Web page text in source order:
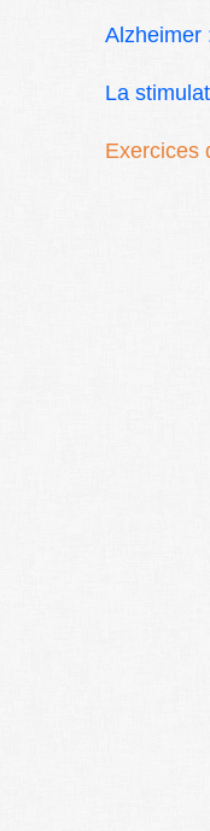
Alzheimer
La
Exercices